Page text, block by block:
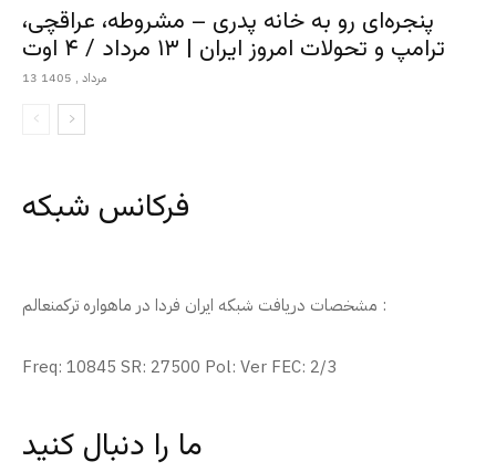
پنجره‌ای رو به خانه پدری – مشروطه، عراقچی،
ترامپ و تحولات امروز ایران | ۱۳ مرداد / ۴ اوت
13 مرداد , 1405
فرکانس شبکه
مشخصات دریافت شبکه ایران فردا در ماهواره ترکمنعالم :
Freq: 10845 SR: 27500 Pol: Ver FEC: 2/3
ما را دنبال کنید